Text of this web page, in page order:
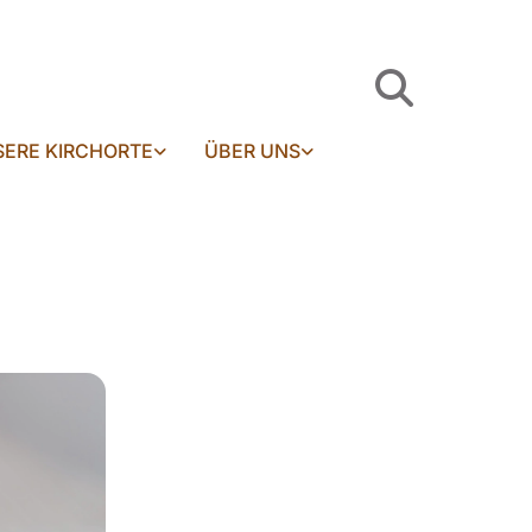
KIRCHORTE ÜBER UNS